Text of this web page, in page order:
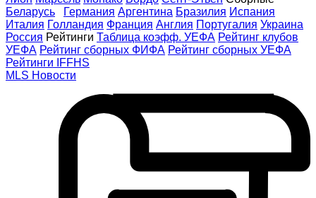
Беларусь
Германия Аргентина Бразилия Испания
Италия Голландия Франция Англия Португалия Украина
Россия Рейтинги Таблица коэфф. УЕФА Рейтинг клубов
УЕФА Рейтинг сборных ФИФА Рейтинг сборных УЕФА
Рейтинги IFFHS
MLS Новости